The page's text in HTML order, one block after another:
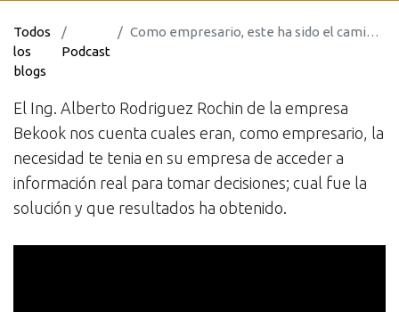
Todos
los
blogs
Podcast
Como empresario, este ha sido el camino correcto para asegurar el crecimiento de mi organización
El Ing. Alberto Rodriguez Rochin de la empresa
Bekook nos cuenta cuales eran, como empresario, la
necesidad te tenia en su empresa de acceder a
información real para tomar decisiones; cual fue la
solución y que resultados ha obtenido.